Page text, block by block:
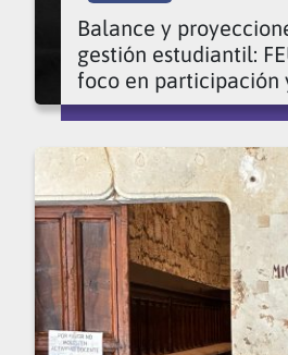
Balance y
gestión estudiantil:
foco en participación